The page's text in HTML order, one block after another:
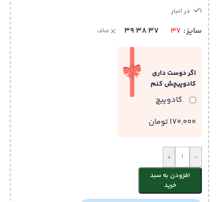
1 در انبار
سایز 37
37
38
39 صاف
اگر دوست داری
کادوپیچش کنم
کادوپیچ
170,000 تومان
-
+
افزودن به سبد
خرید